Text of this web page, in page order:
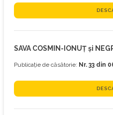
SAVA COSMIN-IONUȚ și
Publicație de căsătorie: Nr. 33 din